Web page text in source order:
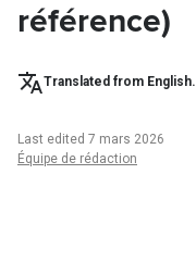
référence)
Translated from English.
Last edited 7 mars 2026
Équipe de rédaction